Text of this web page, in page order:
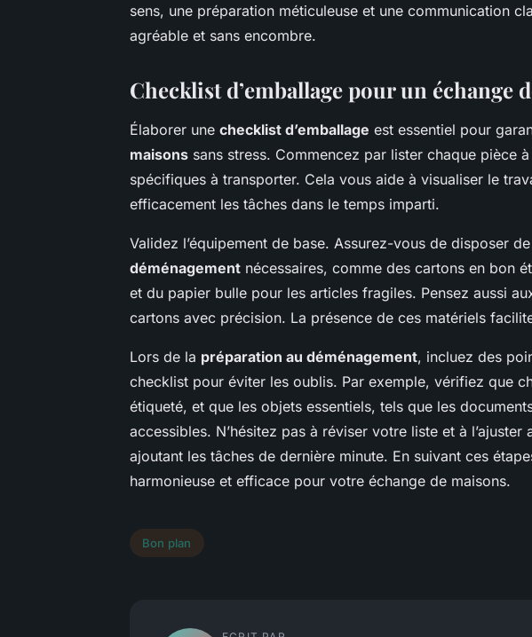
sens, une préparation méticuleuse et une communication
agréable et sans encombre.
Checklist d’emballage pour un échange
Élaborer une checklist d’emballage est essentiel pour
maisons sans stress. Commencez par lister chaque pièce
spécifiques à transporter. Cela vous aide à visualiser le
efficacement les tâches dans le temps imparti.
Validez l’équipement de base. Assurez-vous de disposer
déménagement nécessaires, comme des cartons en bon
et du papier bulle pour les articles fragiles. Pensez aussi
cartons avec précision. La présence de ces matériels
Lors de la préparation au déménagement, incluez des
checklist pour éviter les oublis. Par exemple, vérifiez que
étiqueté, et que les objets essentiels, tels que les
accessibles. N’hésitez pas à réviser votre liste et à
ajoutant les tâches de dernière minute. En suivant ces
harmonieuse et efficace pour votre échange de maisons.
Bon plan